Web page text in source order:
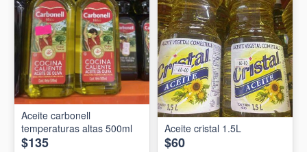
Aceite carbonell
temperaturas altas 500ml
$135
Aceite cristal 1.5L
$60